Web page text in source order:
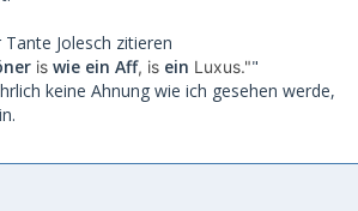
Finanzen teilen ?
Sugarbabes ?
guten Sex haben mit uns,
?
für die Zeit, die jüngere mit uns
für etwas Anderes.
Jolesch zitieren
is wie ein Aff, is ein Luxus.""
keine Ahnung wie ich gesehen werde,